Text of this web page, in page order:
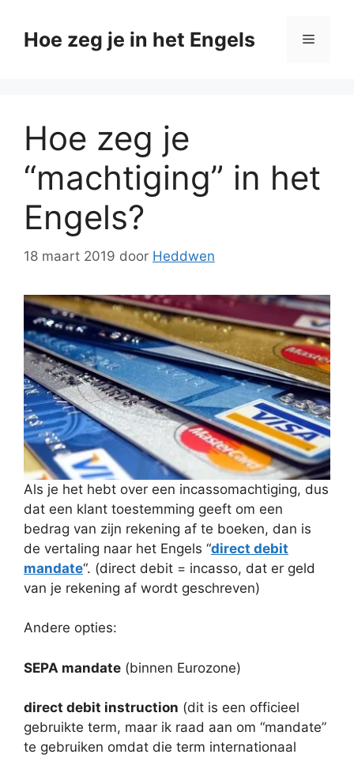
naarHoe zeg je in het Engels Menu
Hoe zeg je
“machtiging” in het
Engels?
18 maart 2019 door Heddwen
Als je het hebt over een incassomachtiging, dus
dat een klant toestemming geeft om een
bedrag van zijn rekening af te boeken, dan is
de vertaling naar het Engels “direct debit
mandate“. (direct debit = incasso, dat er geld
van je rekening af wordt geschreven)
Andere opties:
SEPA mandate (binnen Eurozone)
direct debit instruction (dit is een officieel
gebruikte term, maar ik raad aan om “mandate”
te gebruiken omdat die term internationaal